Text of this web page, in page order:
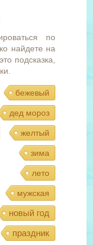
по
найдете на
подсказка,
бежевый
дед мороз
желтый
зима
лето
мужская
новый год
праздник